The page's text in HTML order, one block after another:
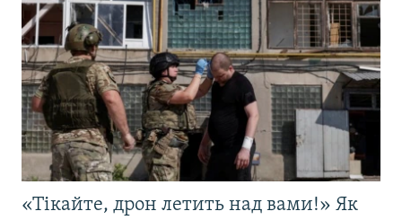
«Тікайте, дрон летить над вами!» Як